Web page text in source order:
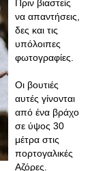
Πριν βιαστείς
να απαντήσεις,
δες και τις
υπόλοιπες
φωτογραφίες.
Οι βουτιές
αυτές γίνονται
από ένα βράχο
σε ύψος 30
μέτρα στις
πορτογαλικές
Αζόρες.